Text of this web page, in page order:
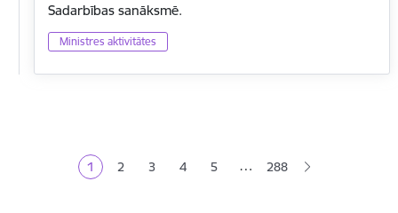
Sadarbības sanāksmē.
Ministres aktivitātes
Pašreizējā lapa
1 Lapa
2 Lapa
3 Lapa
4 Lapa
5 … 288